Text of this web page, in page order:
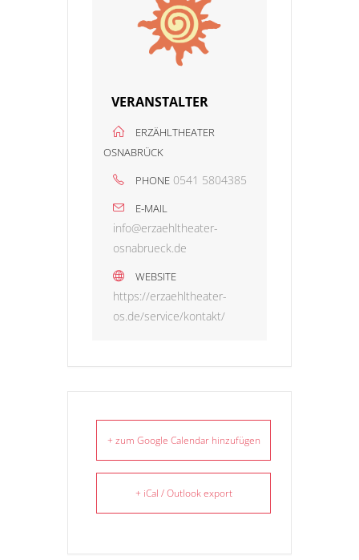
VERANSTALTER
ERZÄHLTHEATER
OSNABRÜCK
PHONE 0541 5804385
E-MAIL
info@erzaehltheater-
osnabrueck.de
WEBSITE
https://erzaehltheater-
os.de/service/kontakt/
+ zum Google Calendar hinzufügen
+ iCal / Outlook export